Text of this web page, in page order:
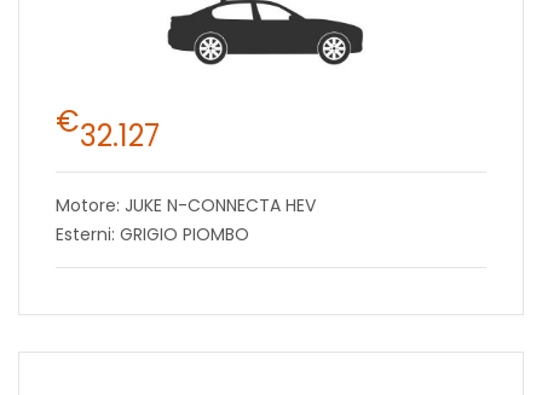
€32.127
Motore: JUKE N-CONNECTA HEV
Esterni: GRIGIO PIOMBO